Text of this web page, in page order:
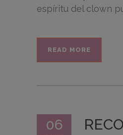
espíritu del clown
READ MORE
06